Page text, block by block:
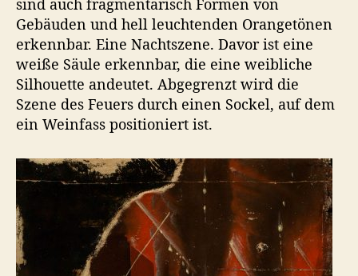
Gebäuden und hell leuchtenden Orangetönen
erkennbar. Eine Nachtszene. Davor ist eine
weiße Säule erkennbar, die eine weibliche
Silhouette andeutet. Abgegrenzt wird die
Szene des Feuers durch einen Sockel, auf dem
ein Weinfass positioniert ist.